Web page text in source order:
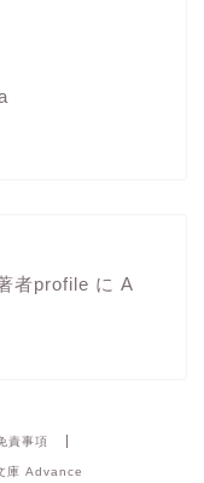
者profile に A
責事項
庫 Advance